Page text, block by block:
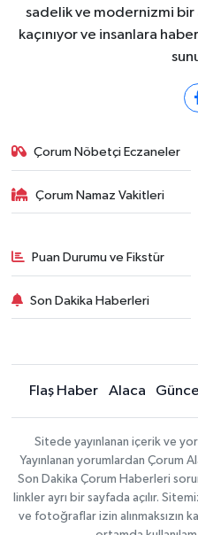
sadelik ve modernizmi
kaçınıyor ve insanlara
Çorum Nöbetçi Eczaneler
Çorum Namaz Vakitleri
Puan Durumu ve Fikstür
Son Dakika Haberleri
Flaş Haber Alaca Güncel
Sitede yayınlanan içerik ve
Yayınlanan yorumlardan Çorum
Son Dakika Çorum Haberleri
linkler ayrı bir sayfada açılır.
ve fotoğraflar izin alınmaksızın